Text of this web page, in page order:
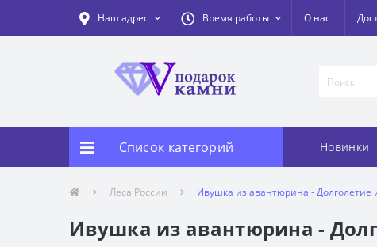
Наш адрес Время работы О нас
Список категорий Новинки
Леса России Ивушка из авантюрина - Долголетие
Ивушка из авантюрина -